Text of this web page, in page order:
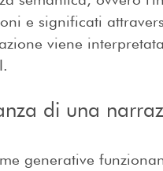
e significati
viene
di una
generative